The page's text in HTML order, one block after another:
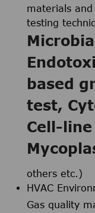
materials
testing
based
test,
Cell-
others etc.)
HVAC
Gas quality